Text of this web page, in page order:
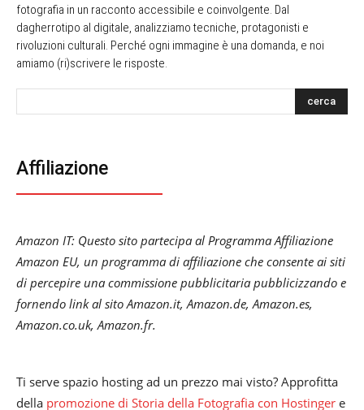
fotografia in un racconto accessibile e coinvolgente. Dal
dagherrotipo al digitale, analizziamo tecniche, protagonisti e
rivoluzioni culturali. Perché ogni immagine è una domanda, e noi
amiamo (ri)scrivere le risposte.
cerca
Affiliazione
Amazon IT: Questo sito partecipa al Programma Affiliazione
Amazon EU, un programma di affiliazione che consente ai siti
di percepire una commissione pubblicitaria pubblicizzando e
fornendo link al sito Amazon.it, Amazon.de, Amazon.es,
Amazon.co.uk, Amazon.fr.
Ti serve spazio hosting ad un prezzo mai visto? Approfitta
della promozione di Storia della Fotografia con Hostinger e